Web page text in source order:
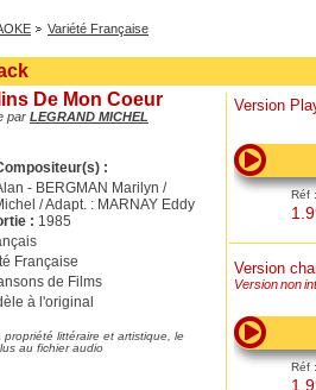
Variété Française
De Mon Coeur
par LEGRAND MICHEL
:
- BERGMAN Marilyn /
/ Adapt. : MARNAY Eddy
: 1985
Française
de Films
à l'original
littéraire et artistique, le
au fichier audio
Version
Réf :
Version
Version non
Réf :